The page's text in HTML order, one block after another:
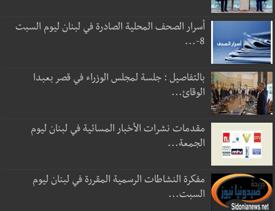
أسرار الصحف المحلية الصادرة في لبنان ليوم السبت
8-...
بالتفاصيل : جلسة لمجلس الوزراء في قصر بعبدا
الوقائ...
مقدمات نشرات الأخبار المسائية في لبنان ليوم
الجمعة...
مفكرة النشاطات الرسمية المقررة في لبنان ليوم
السبت...